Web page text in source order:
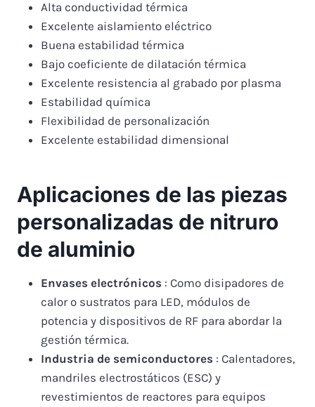
Alta conductividad térmica
Excelente aislamiento eléctrico
Buena estabilidad térmica
Bajo coeficiente de dilatación térmica
Excelente resistencia al grabado por plasma
Estabilidad química
Flexibilidad de personalización
Excelente estabilidad dimensional
Aplicaciones de las piezas
personalizadas de nitruro
de aluminio
Envases electrónicos : Como disipadores de
calor o sustratos para LED, módulos de
potencia y dispositivos de RF para abordar la
gestión térmica.
Industria de semiconductores : Calentadores,
mandriles electrostáticos (ESC) y
revestimientos de reactores para equipos